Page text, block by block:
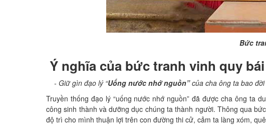
Bức
Ý nghĩa của bức tranh vinh quy
- Giữ gìn đạo lý “Uống nước nhớ nguồn”của cha ông ta bao đời
Truyền thống đạo lý “uống nước nhớ nguồn” đã được cha ông ta
công sinh thành và dưỡng dục chúng ta thành người. Thông qua
độ trì cho mình thuận lợi trên con đường thi cử, cảm ta làng xóm,